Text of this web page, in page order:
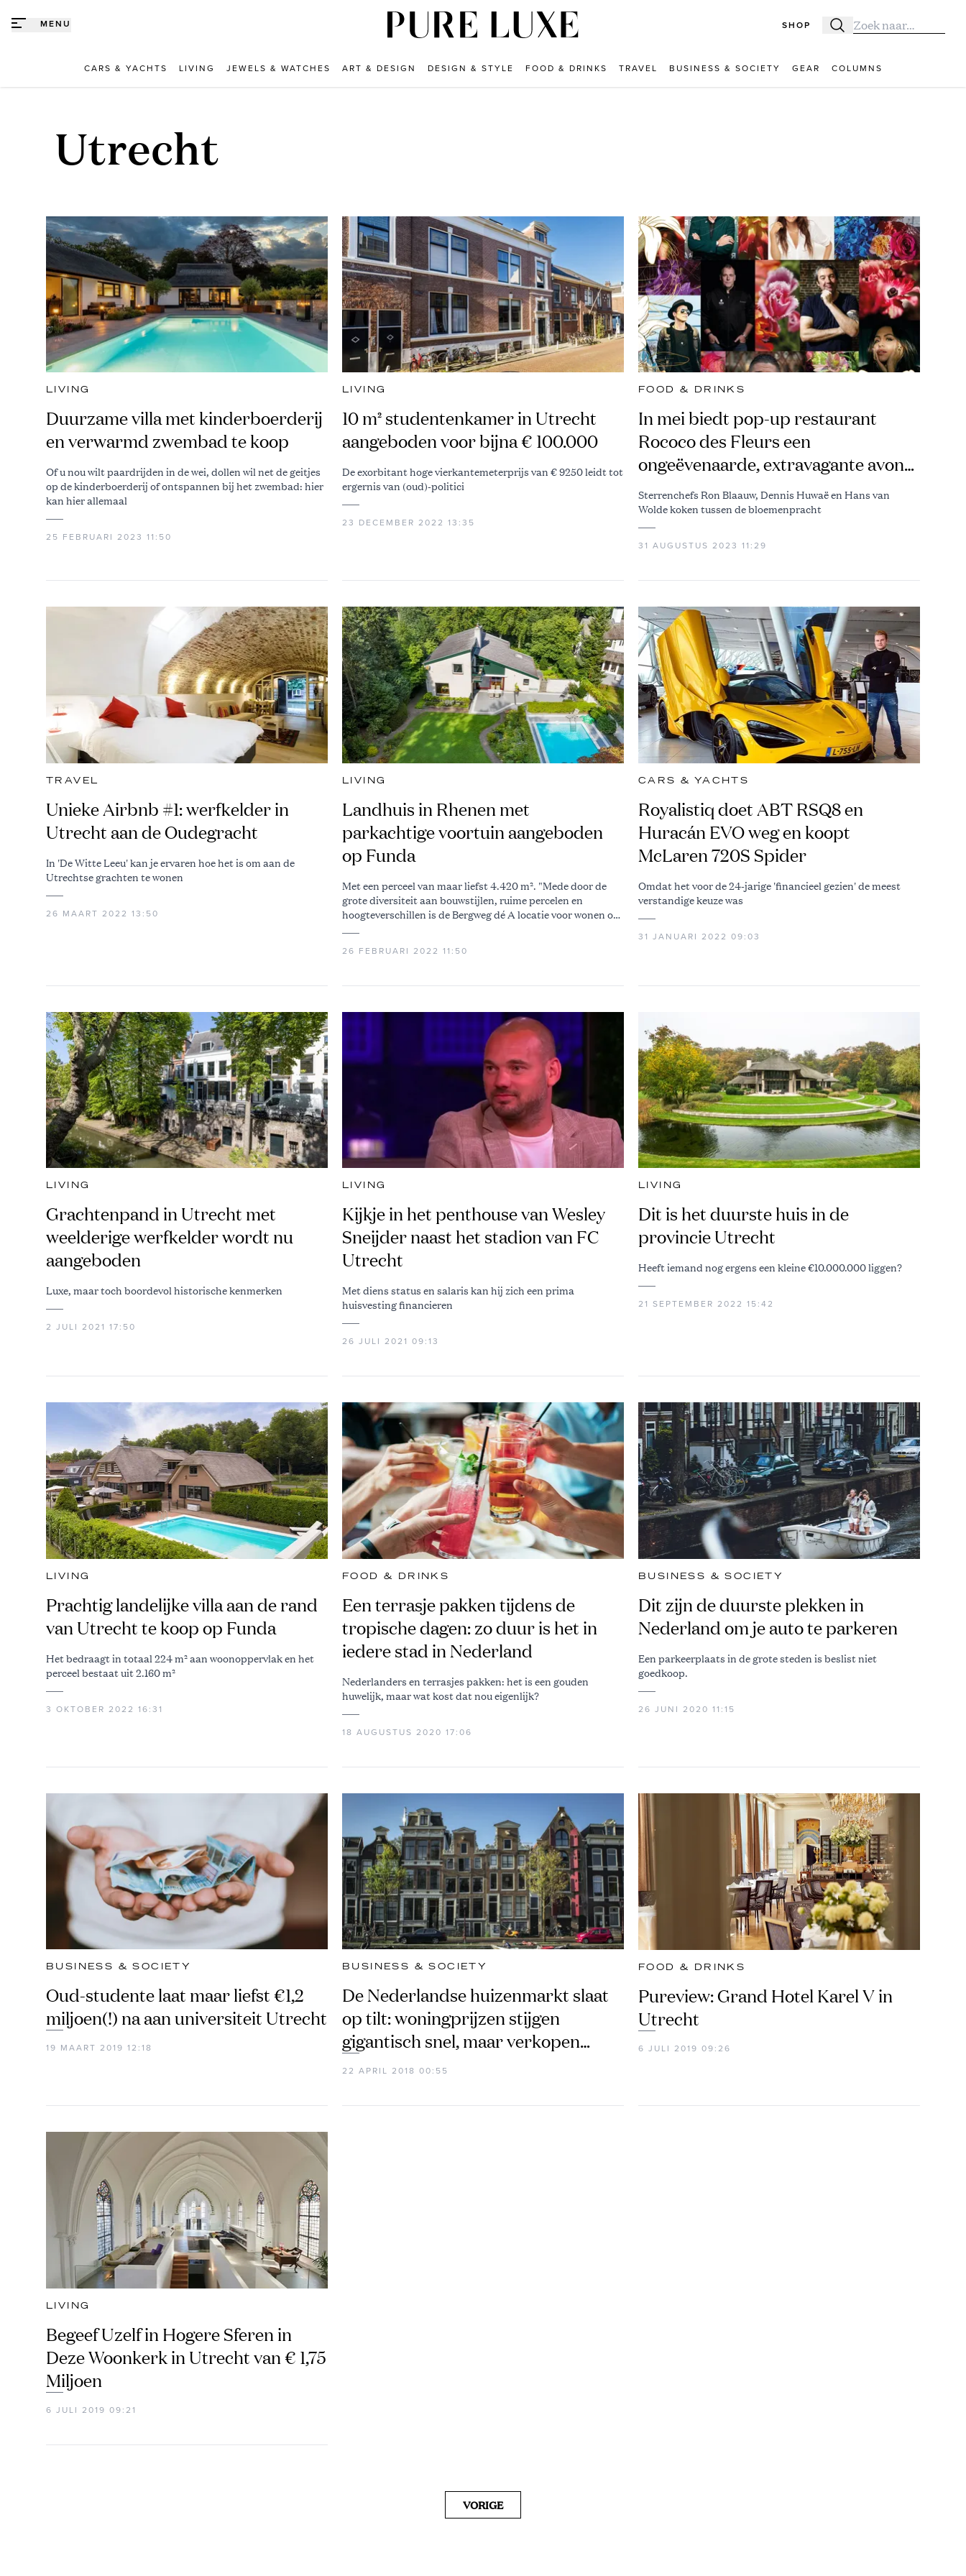
MENU SHOP Zoeken
Zoek naar:
CARS & YACHTS LIVING JEWELS & WATCHES ART & DESIGN DESIGN & STYLE FOOD & DRINKS TRAVEL BUSINESS & SOCIETY GEAR COLUMNS
Utrecht
LIVING
Duurzame villa met kinderboerderij
en verwarmd zwembad te koop
Of u nou wilt paardrijden in de wei, dollen wil net de geitjes
op de kinderboerderij of ontspannen bij het zwembad: hier
kan hier allemaal
25 FEBRUARI 2023 11:50
LIVING
10 m² studentenkamer in Utrecht
aangeboden voor bijna € 100.000
De exorbitant hoge vierkantemeterprijs van € 9250 leidt tot
ergernis van (oud)-politici
23 DECEMBER 2022 13:35
FOOD & DRINKS
In mei biedt pop-up restaurant
Rococo des Fleurs een
ongeëvenaarde, extravagante avond
aan
Sterrenchefs Ron Blaauw, Dennis Huwaë en Hans van
Wolde koken tussen de bloemenpracht
31 AUGUSTUS 2023 11:29
TRAVEL
Unieke Airbnb #1: werfkelder in
Utrecht aan de Oudegracht
In 'De Witte Leeu' kan je ervaren hoe het is om aan de
Utrechtse grachten te wonen
26 MAART 2022 13:50
LIVING
Landhuis in Rhenen met
parkachtige voortuin aangeboden
op Funda
Met een perceel van maar liefst 4.420 m². "Mede door de
grote diversiteit aan bouwstijlen, ruime percelen en
hoogteverschillen is de Bergweg dé A locatie voor wonen op
26 FEBRUARI 2022 11:50
CARS & YACHTS
Royalistiq doet ABT RSQ8 en
Huracán EVO weg en koopt
McLaren 720S Spider
Omdat het voor de 24-jarige 'financieel gezien' de meest
verstandige keuze was
31 JANUARI 2022 09:03
LIVING
Grachtenpand in Utrecht met
weelderige werfkelder wordt nu
aangeboden
Luxe, maar toch boordevol historische kenmerken
2 JULI 2021 17:50
LIVING
Kijkje in het penthouse van Wesley
Sneijder naast het stadion van FC
Utrecht
Met diens status en salaris kan hij zich een prima
huisvesting financieren
26 JULI 2021 09:13
LIVING
Dit is het duurste huis in de
provincie Utrecht
Heeft iemand nog ergens een kleine €10.000.000 liggen?
21 SEPTEMBER 2022 15:42
LIVING
Prachtig landelijke villa aan de rand
van Utrecht te koop op Funda
Het bedraagt in totaal 224 m² aan woonoppervlak en het
perceel bestaat uit 2.160 m²
3 OKTOBER 2022 16:31
FOOD & DRINKS
Een terrasje pakken tijdens de
tropische dagen: zo duur is het in
iedere stad in Nederland
Nederlanders en terrasjes pakken: het is een gouden
huwelijk, maar wat kost dat nou eigenlijk?
18 AUGUSTUS 2020 17:06
BUSINESS & SOCIETY
Dit zijn de duurste plekken in
Nederland om je auto te parkeren
Een parkeerplaats in de grote steden is beslist niet
goedkoop.
26 JUNI 2020 11:15
BUSINESS & SOCIETY
Oud-studente laat maar liefst €1,2
miljoen(!) na aan universiteit Utrecht
19 MAART 2019 12:18
BUSINESS & SOCIETY
De Nederlandse huizenmarkt slaat
op tilt: woningprijzen stijgen
gigantisch snel, maar verkopen
dalen juist
22 APRIL 2018 00:55
FOOD & DRINKS
Pureview: Grand Hotel Karel V in
Utrecht
6 JULI 2019 09:26
LIVING
Begeef Uzelf in Hogere Sferen in
Deze Woonkerk in Utrecht van € 1,75
Miljoen
6 JULI 2019 09:21
VORIGE